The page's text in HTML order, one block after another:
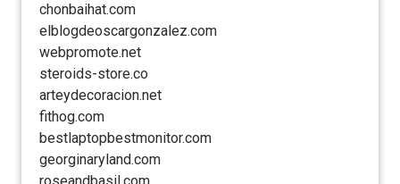
chonbaihat.com
elblogdeoscargonzalez.com
webpromote.net
steroids-store.co
arteydecoracion.net
fithog.com
bestlaptopbestmonitor.com
georginaryland.com